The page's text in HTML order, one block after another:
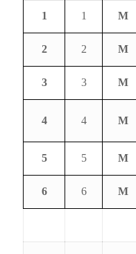
1 1 M
2 2 M
3 3 M
4 4 M
5 5 M
6 6 M